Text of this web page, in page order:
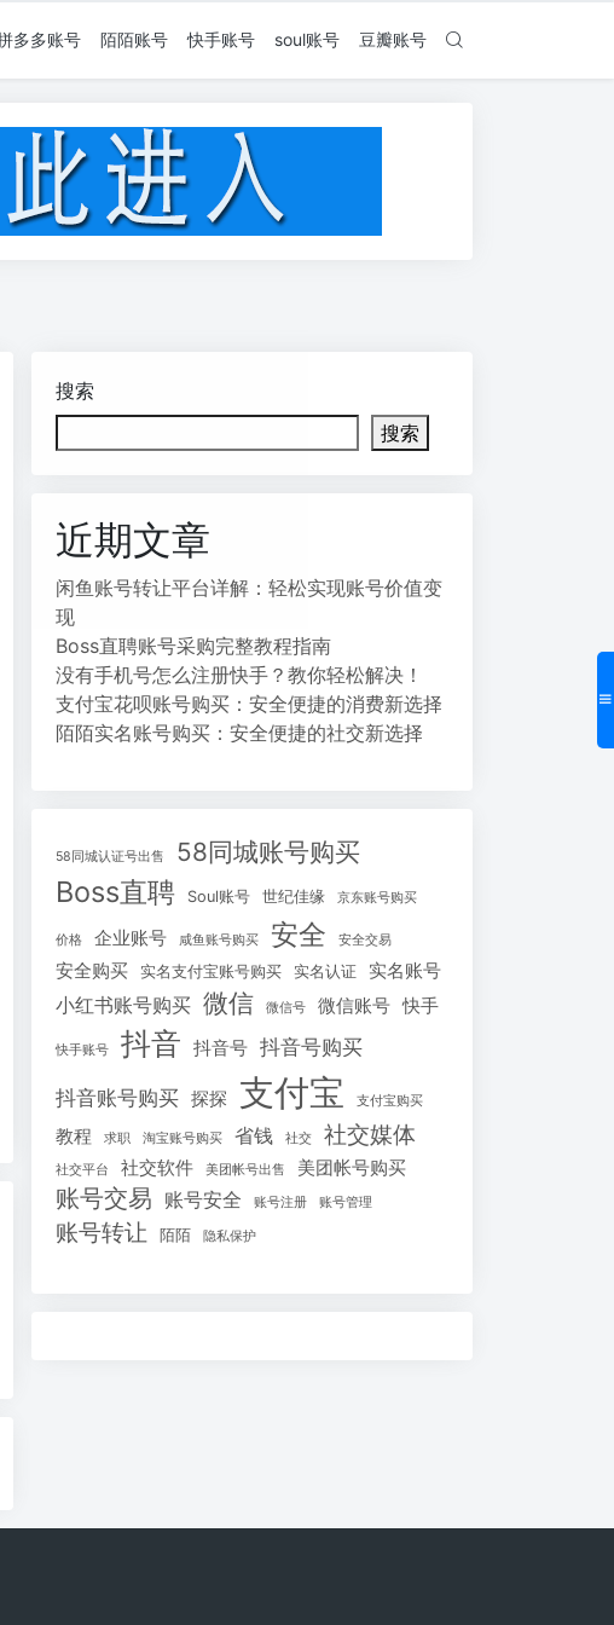
多多账号 陌陌账号 快手账号 soul账号 豆瓣账号
搜索
搜索
近期文章
闲鱼账号转让平台详解：轻松实现账号价值变
现
Boss直聘账号采购完整教程指南
没有手机号怎么注册快手？教你轻松解决！
支付宝花呗账号购买：安全便捷的消费新选择
陌陌实名账号购买：安全便捷的社交新选择
58同城认证号出售 58同城账号购买
Boss直聘 Soul账号 世纪佳缘 京东账号购买
价格 企业账号 咸鱼账号购买 安全 安全交易
安全购买 实名支付宝账号购买 实名认证 实名账号
小红书账号购买 微信 微信号 微信账号 快手
快手账号 抖音 抖音号 抖音号购买
抖音账号购买 探探 支付宝 支付宝购买
教程 求职 淘宝账号购买 省钱 社交 社交媒体
社交平台 社交软件 美团帐号出售 美团帐号购买
账号交易 账号安全 账号注册 账号管理
账号转让 陌陌 隐私保护